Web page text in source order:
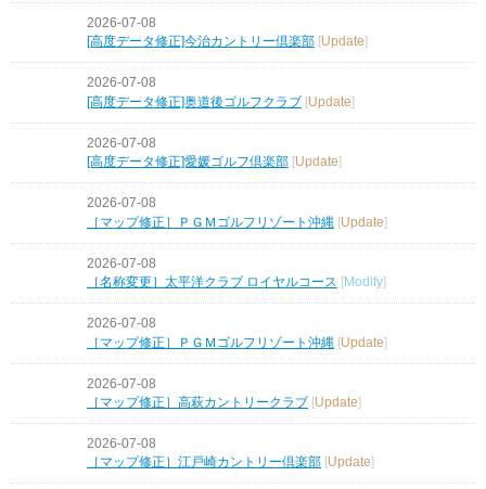
2026-07-08
[高度データ修正]今治カントリー倶楽部 Update
2026-07-08
[高度データ修正]奥道後ゴルフクラブ [Update]
2026-07-08
[高度データ修正]愛媛ゴルフ倶楽部 Update
2026-07-08
［マップ修正］ＰＧＭゴルフリゾート沖縄 [Update]
2026-07-08
［名称変更］太平洋クラブ ロイヤルコース [Modify]
2026-07-08
［マップ修正］ＰＧＭゴルフリゾート沖縄 [Update]
2026-07-08
［マップ修正］高萩カントリークラブ [Update]
2026-07-08
［マップ修正］江戸崎カントリー倶楽部 Update